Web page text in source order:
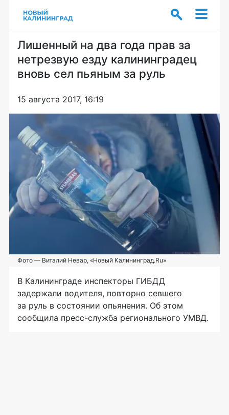
Лишенный на два года прав за
нетрезвую езду калининградец
вновь сел пьяным за руль
15 августа 2017, 16:19
Фото — Виталий Невар, «Новый Калининград.Ru»
В Калининграде инспекторы ГИБДД
задержали водителя, повторно севшего
за руль в состоянии опьянения. Об этом
сообщила пресс-служба регионального УМВД.